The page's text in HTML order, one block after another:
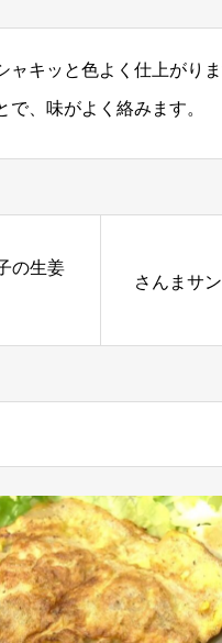
キッと色よく仕上がりま
、味がよく絡みます。
の生姜
さんまサ